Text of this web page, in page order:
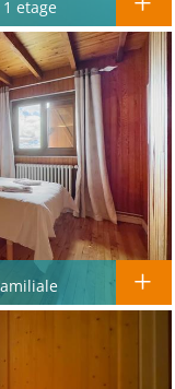
etage